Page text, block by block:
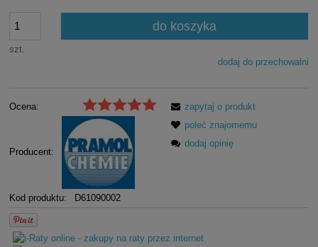
szt.
do koszyka
dodaj do przechowalni
Ocena:
Producent:
Kod produktu: D61090002
zapytaj o produkt
poleć znajomemu
dodaj opinię